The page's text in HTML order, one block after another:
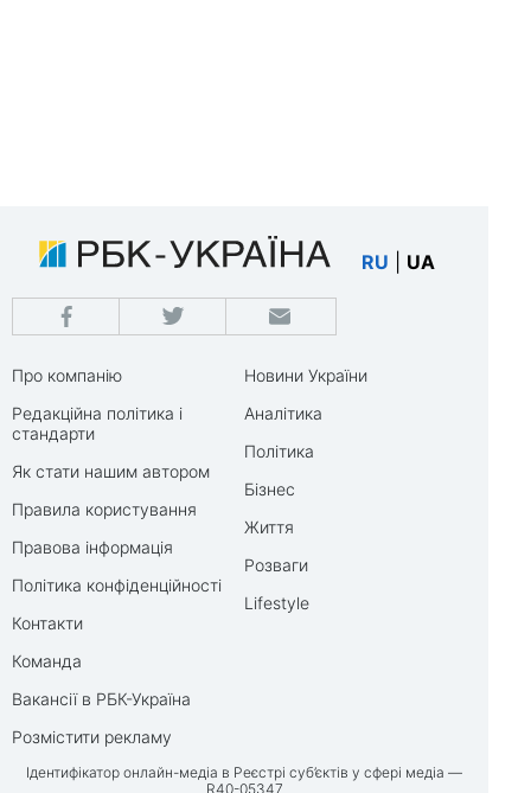
RU UA
Про компанію
Редакційна політика і
стандарти
Як стати нашим автором
Правила користування
Правова інформація
Політика конфіденційності
Контакти
Команда
Вакансії в РБК-Україна
Розмістити рекламу
Новини України
Аналітика
Політика
Бізнес
Життя
Розваги
Lifestyle
Ідентифікатор онлайн-медіа в Реєстрі суб’єктів у сфері медіа —
R40-05347